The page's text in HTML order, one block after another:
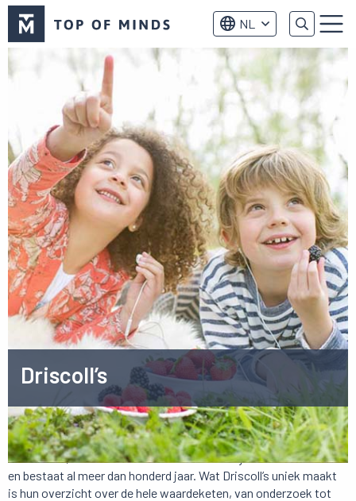
of
Minds
NL Menu
Driscoll’s
Driscoll’s is wereldwijd marktleider in verse aardbeien,
bosbessen, frambozen en bramen. Het bedrijf is in familiebezit
en bestaat al meer dan honderd jaar. Wat Driscoll’s uniek maakt
is hun overzicht over de hele waardeketen, van onderzoek tot